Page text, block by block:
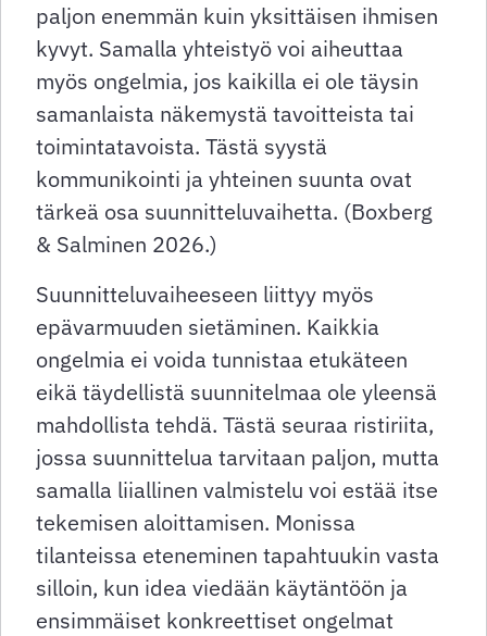
paljon enemmän kuin yksittäisen ihmisen
kyvyt. Samalla yhteistyö voi aiheuttaa
myös ongelmia, jos kaikilla ei ole täysin
samanlaista näkemystä tavoitteista tai
toimintatavoista. Tästä syystä
kommunikointi ja yhteinen suunta ovat
tärkeä osa suunnitteluvaihetta. (Boxberg
& Salminen 2026.)
Suunnitteluvaiheeseen liittyy myös
epävarmuuden sietäminen. Kaikkia
ongelmia ei voida tunnistaa etukäteen
eikä täydellistä suunnitelmaa ole yleensä
mahdollista tehdä. Tästä seuraa ristiriita,
jossa suunnittelua tarvitaan paljon, mutta
samalla liiallinen valmistelu voi estää itse
tekemisen aloittamisen. Monissa
tilanteissa eteneminen tapahtuukin vasta
silloin, kun idea viedään käytäntöön ja
ensimmäiset konkreettiset ongelmat